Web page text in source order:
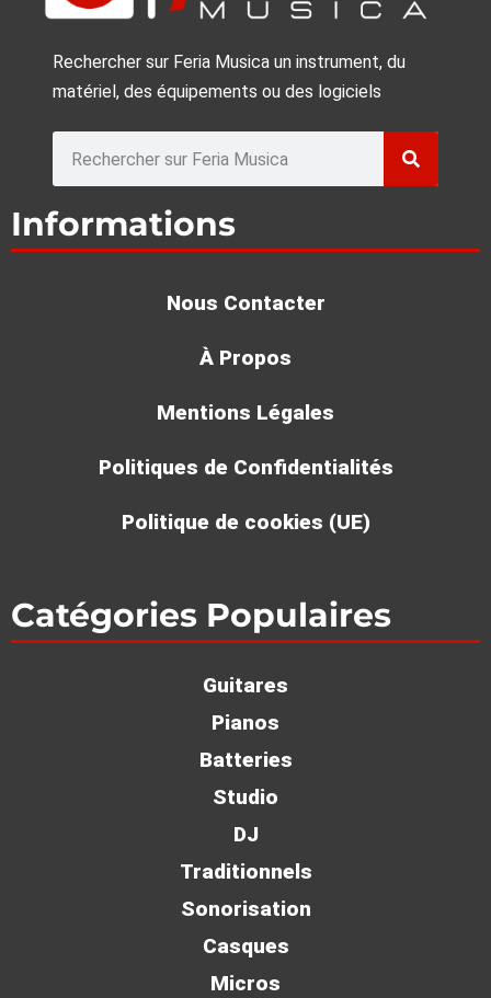
Rechercher sur Feria Musica un instrument, du
matériel, des équipements ou des logiciels
Informations
Nous Contacter
À Propos
Mentions Légales
Politiques de Confidentialités
Politique de cookies (UE)
Catégories Populaires
Guitares
Pianos
Batteries
Studio
DJ
Traditionnels
Sonorisation
Casques
Micros